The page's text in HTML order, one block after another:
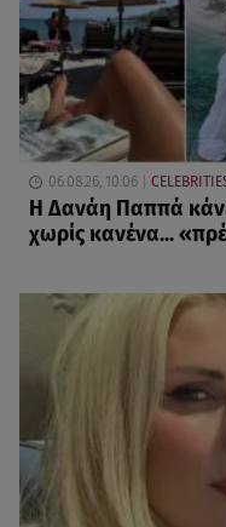
06.08.26, 10:06
Η Δανάη Παππά
χωρίς κανένα...